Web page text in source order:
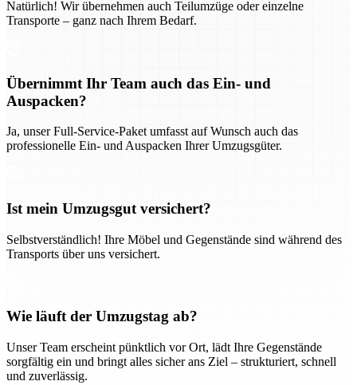
Natürlich! Wir übernehmen auch Teilumzüge oder einzelne
Transporte – ganz nach Ihrem Bedarf.
Übernimmt Ihr Team auch das Ein- und
Auspacken?
Ja, unser Full-Service-Paket umfasst auf Wunsch auch das
professionelle Ein- und Auspacken Ihrer Umzugsgüter.
Ist mein Umzugsgut versichert?
Selbstverständlich! Ihre Möbel und Gegenstände sind während des
Transports über uns versichert.
Wie läuft der Umzugstag ab?
Unser Team erscheint pünktlich vor Ort, lädt Ihre Gegenstände
sorgfältig ein und bringt alles sicher ans Ziel – strukturiert, schnell
und zuverlässig.